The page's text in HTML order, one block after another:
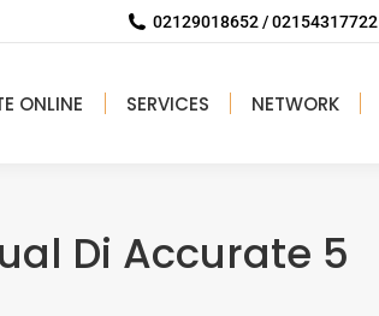
02129018652 / 02154317722
ONLINE SERVICES NETWORK
Di Accurate 5